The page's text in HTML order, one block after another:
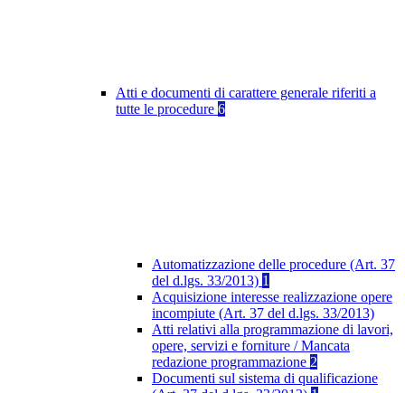
Atti e documenti di carattere generale riferiti a
tutte le procedure 6
Automatizzazione delle procedure (Art. 37
del d.lgs. 33/2013) 1
Acquisizione interesse realizzazione opere
incompiute (Art. 37 del d.lgs. 33/2013)
Atti relativi alla programmazione di lavori,
opere, servizi e forniture / Mancata
redazione programmazione 2
Documenti sul sistema di qualificazione